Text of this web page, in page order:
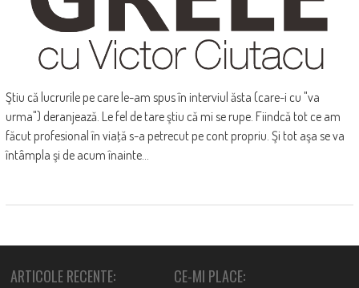
Ştiu că lucrurile pe care le-am spus în interviul ăsta (care-i cu "va
urma") deranjează. Le fel de tare ştiu că mi se rupe. Fiindcă tot ce am
făcut profesional în viaţă s-a petrecut pe cont propriu. Şi tot aşa se va
întâmpla şi de acum înainte...
ARTICOLE RECENTE: CE-MI PLACE: